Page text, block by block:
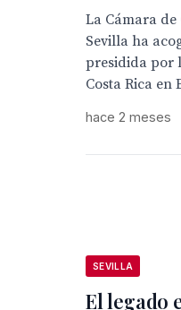
La Cámara
Sevilla ha
presidida por
Costa Rica en
hace 2 meses
SEVILLA
El legado